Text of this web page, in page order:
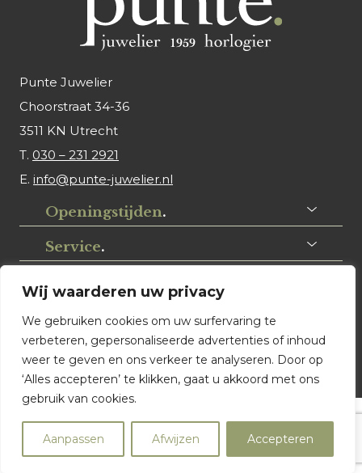
Wij waarderen uw privacy
We gebruiken cookies om uw surfervaring te
verbeteren, gepersonaliseerde advertenties of inhoud
weer te geven en ons verkeer te analyseren. Door op
‘Alles accepteren’ te klikken, gaat u akkoord met ons
gebruik van cookies.
Aanpassen Afwijzen Accepteren
Punte Juwelier
Choorstraat 34-36
3511 KN Utrecht
T. 030 – 231 2921
E. info@punte-juwelier.nl
Openingstijden.
Service.
Volg ons
© Punte Juwelier Utrecht. Website ontwerp & realisatie:
Watch this Agency BV Almere